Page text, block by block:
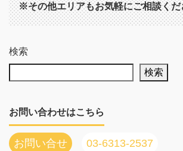
※その他エリアもお気軽にご相談くだ
検索
検索
お問い合わせはこちら
お問い合せ 03-6313-2537